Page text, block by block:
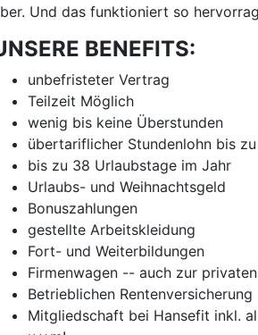
Und das funktioniert so
BENEFITS:
unbefristeter Vertrag
Teilzeit Möglich
wenig bis keine Überstunden
übertariflicher Stundenlohn bis
bis zu 38 Urlaubstage im Jahr
Urlaubs- und Weihnachtsgeld
Bonuszahlungen
gestellte Arbeitskleidung
Fort- und Weiterbildungen
Firmenwagen -- auch zur
Betrieblichen Rentenversicherung
Mitgliedschaft bei Hansefit inkl.